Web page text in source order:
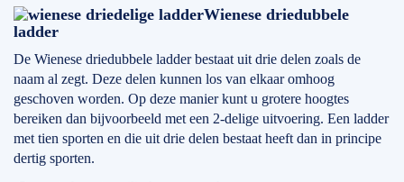
Wienese driedubbele
ladder
De Wienese driedubbele ladder bestaat uit drie delen zoals de
naam al zegt. Deze delen kunnen los van elkaar omhoog
geschoven worden. Op deze manier kunt u grotere hoogtes
bereiken dan bijvoorbeeld met een 2-delige uitvoering. Een ladder
met tien sporten en die uit drie delen bestaat heeft dan in principe
dertig sporten.